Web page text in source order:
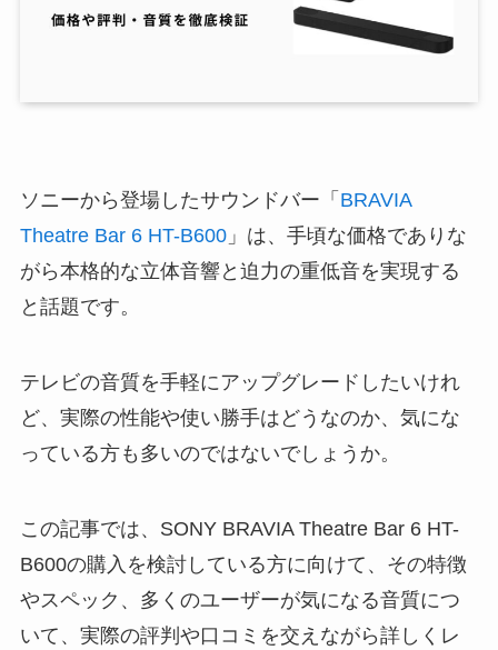
ソニーから登場したサウンドバー「 BRAVIA
Theatre Bar 6 HT-B600」は、手頃な価格でありな
がら本格的な立体音響と迫力の重低音を実現する
と話題です。
テレビの音質を手軽にアップグレードしたいけれ
ど、実際の性能や使い勝手はどうなのか、気にな
っている方も多いのではないでしょうか。
この記事では、SONY BRAVIA Theatre Bar 6 HT-
B600の購入を検討している方に向けて、その特徴
やスペック、多くのユーザーが気になる音質につ
いて、実際の評判や口コミを交えながら詳しくレ